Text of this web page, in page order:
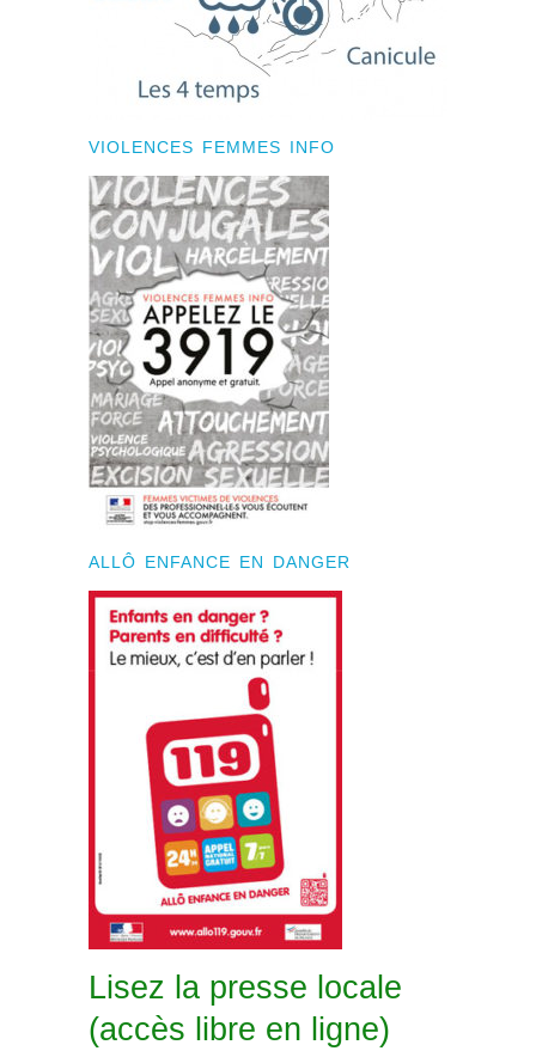
VIOLENCES FEMMES INFO
ALLÔ ENFANCE EN DANGER
Lisez la presse locale
(accès libre en ligne)